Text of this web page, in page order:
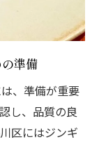
準備
、準備が重要
し、品質の良
区にはジンギ